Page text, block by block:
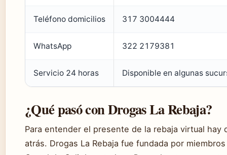
Teléfono domicilios 317 3004444
WhatsApp 322 2179381
Servicio 24 horas Disponible en algunas
¿Qué pasó con Drogas La Rebaja?
Para entender el presente de la rebaja virtual hay
atrás. Drogas La Rebaja fue fundada por